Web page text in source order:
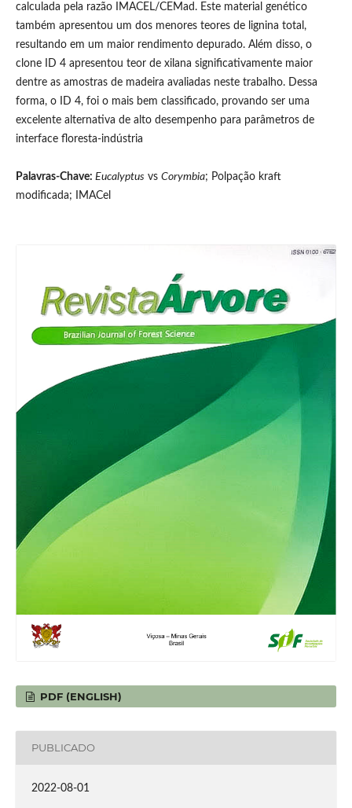
calculada pela razão IMACEL/CEMad. Este material genético
também apresentou um dos menores teores de lignina total,
resultando em um maior rendimento depurado. Além disso, o
clone ID 4 apresentou teor de xilana significativamente maior
dentre as amostras de madeira avaliadas neste trabalho. Dessa
forma, o ID 4, foi o mais bem classificado, provando ser uma
excelente alternativa de alto desempenho para parâmetros de
interface floresta-indústria
Palavras-Chave: Eucalyptus vs Corymbia; Polpação kraft
modificada; IMACel
PDF (ENGLISH)
PUBLICADO
2022-08-01